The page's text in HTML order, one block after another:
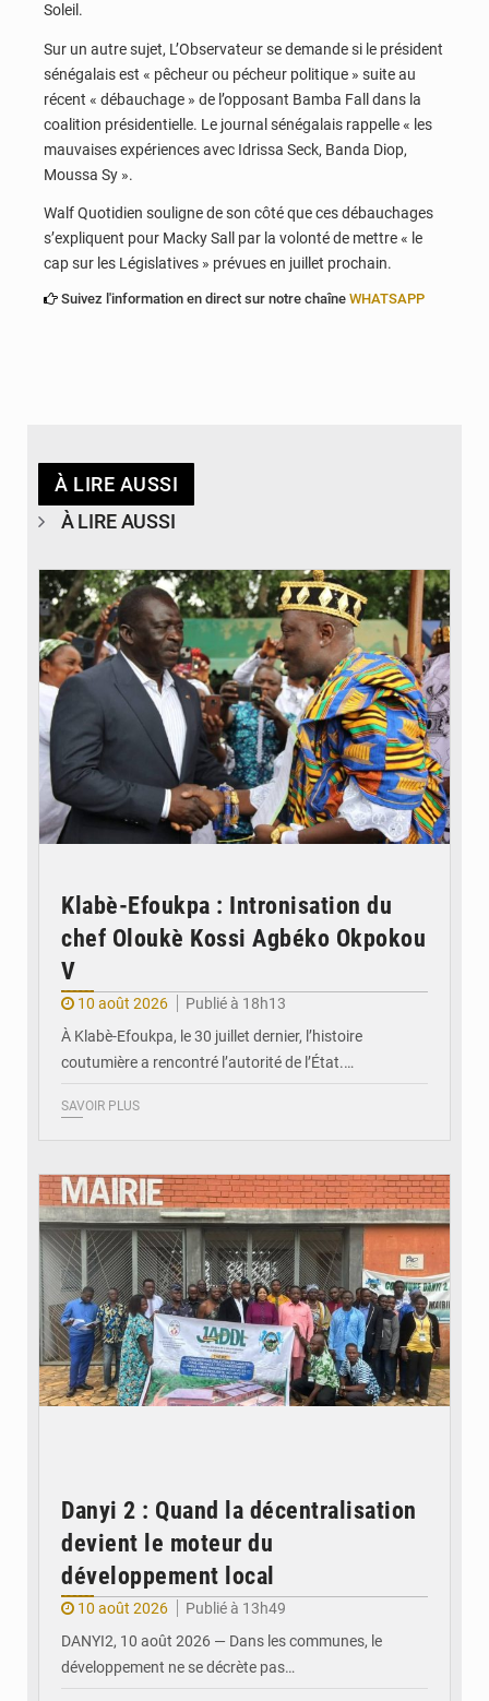
Soleil.
Sur un autre sujet, L’Observateur se demande si le président
sénégalais est « pêcheur ou pécheur politique » suite au
récent « débauchage » de l’opposant Bamba Fall dans la
coalition présidentielle. Le journal sénégalais rappelle « les
mauvaises expériences avec Idrissa Seck, Banda Diop,
Moussa Sy ».
Walf Quotidien souligne de son côté que ces débauchages
s’expliquent pour Macky Sall par la volonté de mettre « le
cap sur les Législatives » prévues en juillet prochain.
Suivez l'information en direct sur notre chaîne WHATSAPP
À LIRE AUSSI
À LIRE AUSSI
Klabè-Efoukpa : Intronisation du
chef Oloukè Kossi Agbéko Okpokou
V
10 août 2026
Publié à 18h13
À Klabè-Efoukpa, le 30 juillet dernier, l’histoire
coutumière a rencontré l’autorité de l’État.…
SAVOIR PLUS
Danyi 2 : Quand la décentralisation
devient le moteur du
développement local
10 août 2026
Publié à 13h49
DANYI2, 10 août 2026 — Dans les communes, le
développement ne se décrète pas…